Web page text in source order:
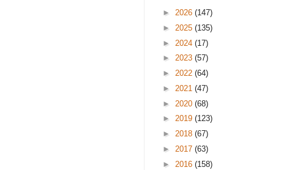
► 2026 (147)
► 2025 (135)
► 2024 (17)
► 2023 (57)
► 2022 (64)
► 2021 (47)
► 2020 (68)
► 2019 (123)
► 2018 (67)
► 2017 (63)
► 2016 (158)